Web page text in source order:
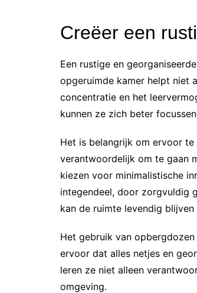
Creëer een
Een rustige en
opgeruimde kamer helpt niet
concentratie en het
kunnen ze zich beter
Het is belangrijk om ervoor
verantwoordelijk om te gaan
kiezen voor minimalistische
integendeel, door zorgvuldig
kan de ruimte levendig
Het gebruik van
ervoor dat alles netjes en
leren ze niet alleen
omgeving.